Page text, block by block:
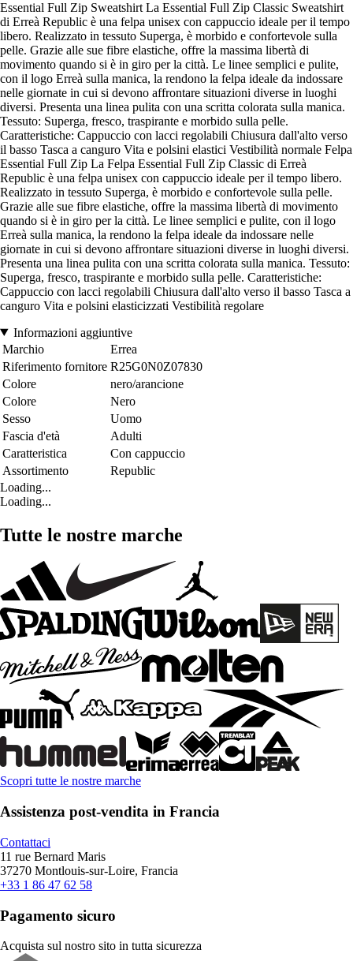
Essential Full Zip Sweatshirt La Essential Full Zip Classic Sweatshirt
di Erreà Republic è una felpa unisex con cappuccio ideale per il tempo
libero. Realizzato in tessuto Superga, è morbido e confortevole sulla
pelle. Grazie alle sue fibre elastiche, offre la massima libertà di
movimento quando si è in giro per la città. Le linee semplici e pulite,
con il logo Erreà sulla manica, la rendono la felpa ideale da indossare
nelle giornate in cui si devono affrontare situazioni diverse in luoghi
diversi. Presenta una linea pulita con una scritta colorata sulla manica.
Tessuto: Superga, fresco, traspirante e morbido sulla pelle.
Caratteristiche: Cappuccio con lacci regolabili Chiusura dall'alto verso
il basso Tasca a canguro Vita e polsini elastici Vestibilità normale Felpa
Essential Full Zip La Felpa Essential Full Zip Classic di Erreà
Republic è una felpa unisex con cappuccio ideale per il tempo libero.
Realizzato in tessuto Superga, è morbido e confortevole sulla pelle.
Grazie alle sue fibre elastiche, offre la massima libertà di movimento
quando si è in giro per la città. Le linee semplici e pulite, con il logo
Erreà sulla manica, la rendono la felpa ideale da indossare nelle
giornate in cui si devono affrontare situazioni diverse in luoghi diversi.
Presenta una linea pulita con una scritta colorata sulla manica. Tessuto:
Superga, fresco, traspirante e morbido sulla pelle. Caratteristiche:
Cappuccio con lacci regolabili Chiusura dall'alto verso il basso Tasca a
canguro Vita e polsini elasticizzati Vestibilità regolare
Informazioni aggiuntive
Marchio
Errea
Riferimento fornitore R25G0N0Z07830
Colore
nero/arancione
Colore
Nero
Sesso
Uomo
Fascia d'età
Adulti
Caratteristica
Con cappuccio
Assortimento
Republic
Loading...
Loading...
Tutte le nostre marche
Scopri tutte le nostre marche
Assistenza post-vendita in Francia
Contattaci
11 rue Bernard Maris
37270 Montlouis-sur-Loire, Francia
+33 1 86 47 62 58
Pagamento sicuro
Acquista sul nostro sito in tutta sicurezza